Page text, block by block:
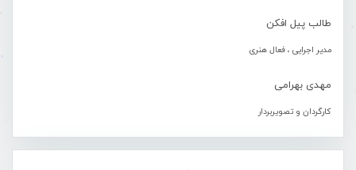
طالب پیل افکن
مدیر اجرایی ، فعال هنری
مهدی بهرامی
کارگردان و تصویربردار